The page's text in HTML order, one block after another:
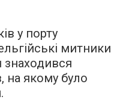
у порту
митники
знаходився
на якому було